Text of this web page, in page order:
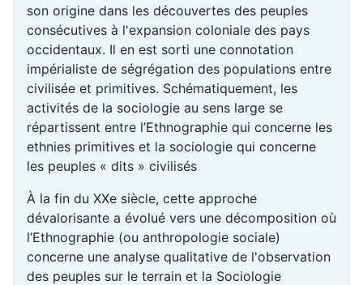
son origine dans les découvertes des peuples
consécutives à l'expansion coloniale des pays
occidentaux. Il en est sorti une connotation
impérialiste de ségrégation des populations entre
civilisée et primitives. Schématiquement, les
activités de la sociologie au sens large se
répartissent entre l’Ethnographie qui concerne les
ethnies primitives et la sociologie qui concerne
les peuples « dits » civilisés
À la fin du XXe siècle, cette approche
dévalorisante a évolué vers une décomposition où
l’Ethnographie (ou anthropologie sociale)
concerne une analyse qualitative de l'observation
des peuples sur le terrain et la Sociologie